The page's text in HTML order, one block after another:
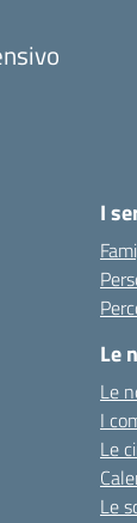
I
Le
Le
I
Le
Le